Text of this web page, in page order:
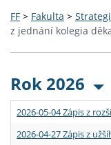
FF > Fakulta >
z jednání kolegia
Rok 2026
2026-05-04 Zápis z
2026-04-27 Zápis z